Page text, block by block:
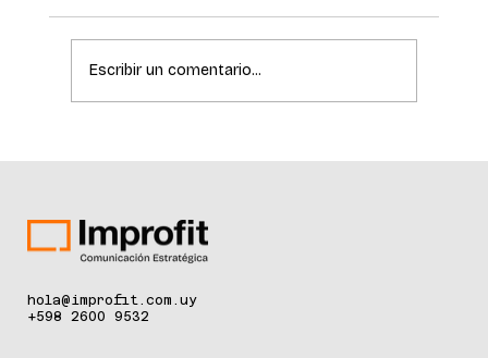
Escribir un comentario...
hola@improfit.com.uy
+598 2600 9532